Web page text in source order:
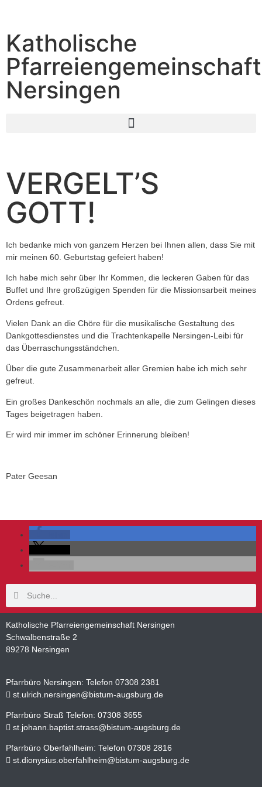
Katholische
Pfarreiengemeinschaft
Nersingen
VERGELT’S
GOTT!
Ich bedanke mich von ganzem Herzen bei Ihnen allen, dass Sie mit
mir meinen 60. Geburtstag gefeiert haben!
Ich habe mich sehr über Ihr Kommen, die leckeren Gaben für das
Buffet und Ihre großzügigen Spenden für die Missionsarbeit meines
Ordens gefreut.
Vielen Dank an die Chöre für die musikalische Gestaltung des
Dankgottesdienstes und die Trachtenkapelle Nersingen-Leibi für
das Überraschungsständchen.
Über die gute Zusammenarbeit aller Gremien habe ich mich sehr
gefreut.
Ein großes Dankeschön nochmals an alle, die zum Gelingen dieses
Tages beigetragen haben.
Er wird mir immer im schöner Erinnerung bleiben!
Pater Geesan
Katholische Pfarreiengemeinschaft Nersingen
Schwalbenstraße 2
89278 Nersingen
Pfarrbüro Nersingen: Telefon 07308 2381
st.ulrich.nersingen@bistum-augsburg.de
Pfarrbüro Straß Telefon: 07308 3655
st.johann.baptist.strass@bistum-augsburg.de
Pfarrbüro Oberfahlheim: Telefon 07308 2816
st.dionysius.oberfahlheim@bistum-augsburg.de